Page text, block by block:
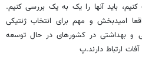
باید آنها را یک به یک بررسی کنیم.
امیدبخش و مهم برای انتخاب ژنتیکی
و بهداشتی در کشورهای در حال توسعه
ارتباط دارند.پ